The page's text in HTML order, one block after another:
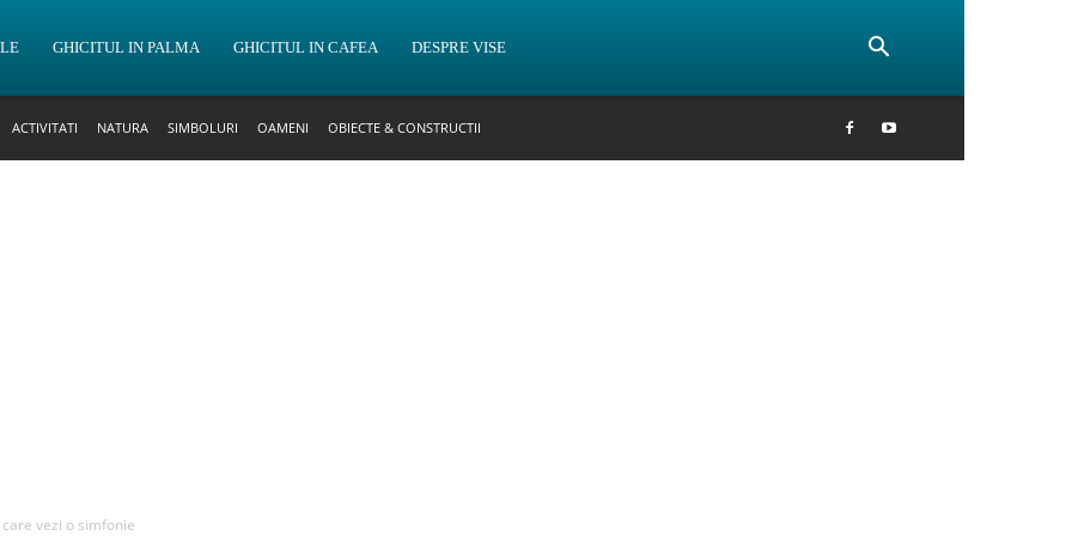
GHICITUL IN PALMA GHICITUL IN CAFEA DESPRE VISE
ACTIVITATI NATURA SIMBOLURI OAMENI OBIECTE & CONSTRUCTII
vezi o simfonie